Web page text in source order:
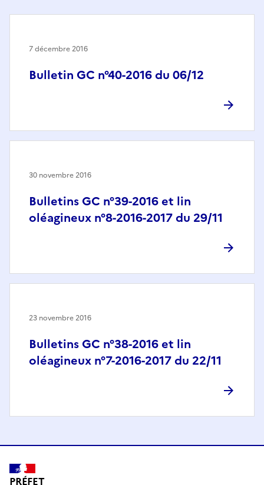
Bulletin GC n°40-2016 du 06/12
7 décembre 2016
Bulletins GC n°39-2016 et lin
oléagineux n°8-2016-2017 du 29/11
30 novembre 2016
Bulletins GC n°38-2016 et lin
oléagineux n°7-2016-2017 du 22/11
23 novembre 2016
PRÉFET